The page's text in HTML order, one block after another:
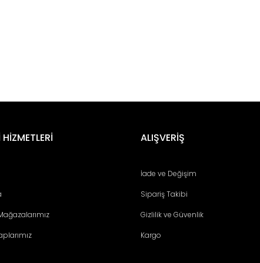
Yorum YazALIŞVERİŞ
İade ve Değişim
Sipariş Takibi
Gizlilik ve Güvenlik
Kargo